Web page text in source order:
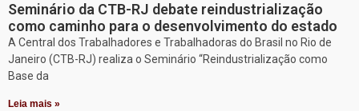
Seminário da CTB-RJ debate reindustrialização
como caminho para o desenvolvimento do estado
A Central dos Trabalhadores e Trabalhadoras do Brasil no Rio de
Janeiro (CTB-RJ) realiza o Seminário “Reindustrialização como
Base da
Leia mais »